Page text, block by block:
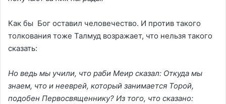
Как бы Бог оставил человечество. И против такого
толкования тоже Талмуд возражает, что нельзя такого
сказать:
Но ведь мы учили, что раби Меир сказал: Откуда мы
знаем, что и нееврей, который занимается Торой,
подобен Первосвященнику? Из того, что сказано: